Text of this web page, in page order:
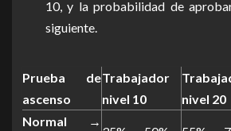
10, y la probabilidad de
siguiente.
Prueba de
ascenso
Trabajador
nivel 10
nivel 20
Normal →